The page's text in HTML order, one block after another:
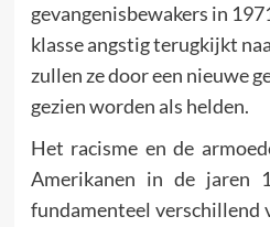
gevangenisbewakers in
klasse angstig terugkijkt
zullen ze door een nieuwe
gezien worden als helden.
Het racisme en de
Amerikanen in de jaren
fundamenteel verschillend